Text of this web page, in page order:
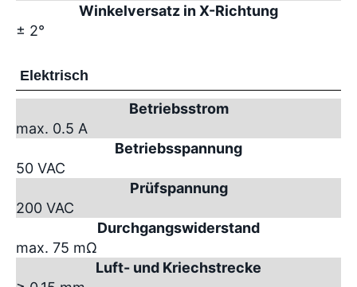
Winkelversatz in X-Richtung
± 2°
Elektrisch
Betriebsstrom
max. 0.5 A
Betriebsspannung
50 VAC
Prüfspannung
200 VAC
Durchgangswiderstand
max. 75 mΩ
Luft- und Kriechstrecke